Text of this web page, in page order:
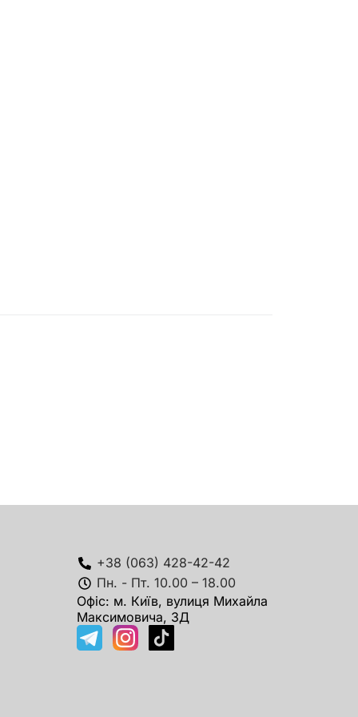
+38 (063) 428-42-42
Пн. - Пт. 10.00 – 18.00
Офіс: м. Київ, вулиця Михайла
Максимовича, 3Д